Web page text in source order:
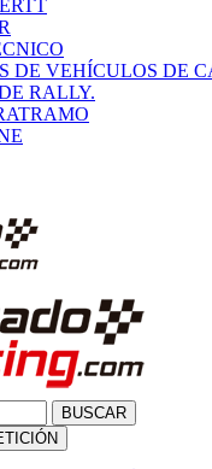
DE VEHÍCULOS DE
RALLY.
BUSCAR